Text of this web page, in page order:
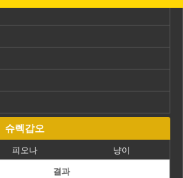
슈렉갑오
피오나 냥이
결과